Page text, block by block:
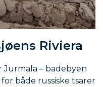
Riviera
– badebyen
både russiske tsarer